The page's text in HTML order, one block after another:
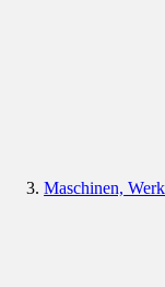
Maschinen,